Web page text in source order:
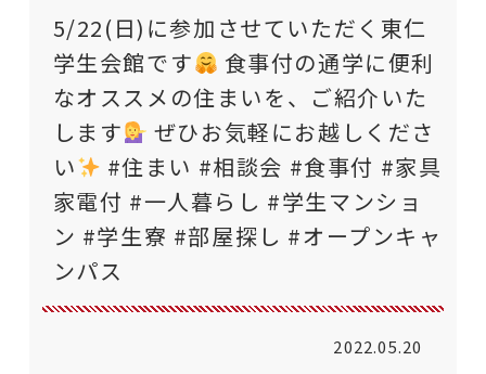
5/22(日)に参加させていただく東仁
学生会館です
食事付の通学に便利
なオススメの住まいを、ご紹介いた
します
ぜひお気軽にお越しくださ
い
#住まい #相談会 #食事付 #家具
家電付 #一人暮らし #学生マンショ
ン #学生寮 #部屋探し #オープンキャ
ンパス
2022.05.20